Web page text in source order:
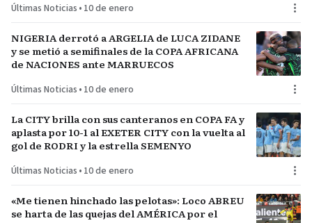
Últimas Noticias • 10 de enero
NIGERIA derrotó a ARGELIA de LUCA ZIDANE
y se metió a semifinales de la COPA AFRICANA
de NACIONES ante MARRUECOS
Últimas Noticias • 10 de enero
La CITY brilla con sus canteranos en COPA FA y
aplasta por 10-1 al EXETER CITY con la vuelta al
gol de RODRI y la estrella SEMENYO
Últimas Noticias • 10 de enero
«Me tienen hinchado las pelotas»: Loco ABREU
se harta de las quejas del AMÉRICA por el